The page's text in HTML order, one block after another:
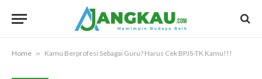
Home » Kamu Berprofesi Sebagai Guru? Harus Cek BPJS-TK Kamu!!!